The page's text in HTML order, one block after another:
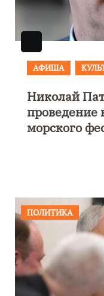
АФИША
«Открытое
его
ПОЛИТИКА